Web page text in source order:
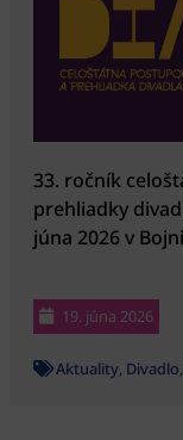
33. ročník
prehliadky
júna 2026 v
19. júna 2026
Aktuality, Divadlo,